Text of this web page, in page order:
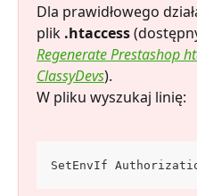
Dla prawidłowego
plik .htaccess
Regenerate Prestashop
ClassyDevs).
W pliku wyszukaj linię:
SetEnvIf